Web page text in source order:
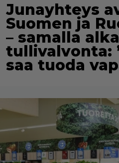
Junayhteys
Suomen ja
– samalla
tullivalvonta:
saa tuoda